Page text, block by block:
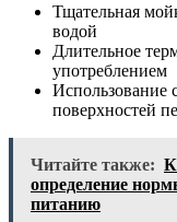
Тщательная
водой
Длительное
употреблением
Использование
поверхностей
Читайте также:
определение
питанию